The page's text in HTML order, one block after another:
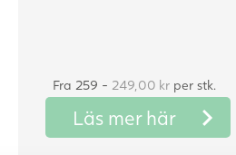
Fra 259 - 249,00 kr per stk.
Läs mer här